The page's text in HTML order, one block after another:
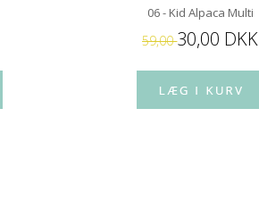
06 - Kid Alpaca Multi
59,0030,00 DKK